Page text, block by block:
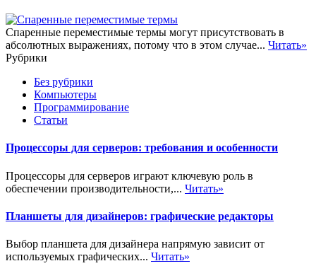
Спаренные переместимые термы могут присутствовать в
абсолютных выражениях, потому что в этом случае... Читать»
Рубрики
Без рубрики
Компьютеры
Программирование
Статьи
Процессоры для серверов: требования и особенности
Процессоры для серверов играют ключевую роль в
обеспечении производительности,... Читать»
Планшеты для дизайнеров: графические редакторы
Выбор планшета для дизайнера напрямую зависит от
используемых графических... Читать»